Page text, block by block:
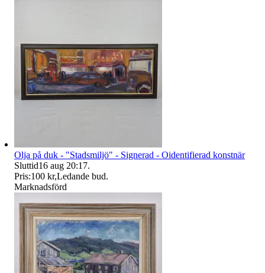
Olja på duk - "Stadsmiljö" - Signerad - Oidentifierad konstnär
Sluttid16 aug 20:17.
Pris:100 kr,Ledande bud.
Marknadsförd